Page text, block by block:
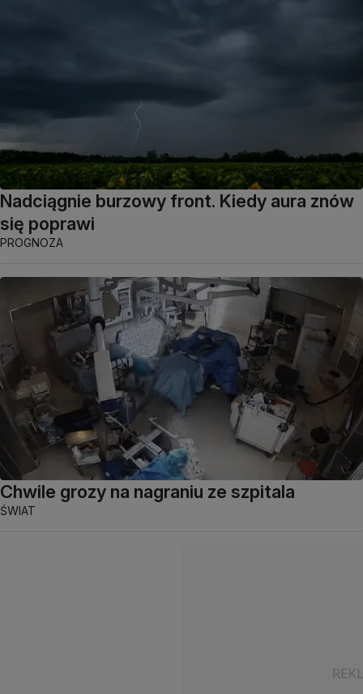
Nadciągnie burzowy front. Kiedy aura znów
się poprawi
PROGNOZA
Chwile grozy na nagraniu ze szpitala
ŚWIAT